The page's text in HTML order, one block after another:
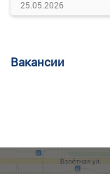
25.05.2026
Вакансии